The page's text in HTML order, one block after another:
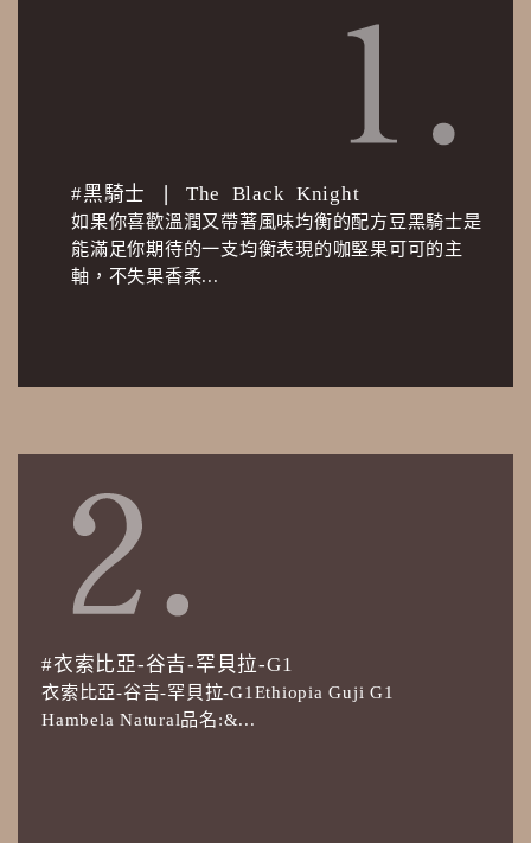
#黑騎士 ❘ The Black Knight
如果你喜歡溫潤又帶著風味均衡的配方豆黑騎士是
能滿足你期待的一支均衡表現的咖堅果可可的主
軸，不失果香柔...
#衣索比亞-谷吉-罕貝拉-G1
衣索比亞-谷吉-罕貝拉-G1Ethiopia Guji G1
Hambela Natural品名:&...